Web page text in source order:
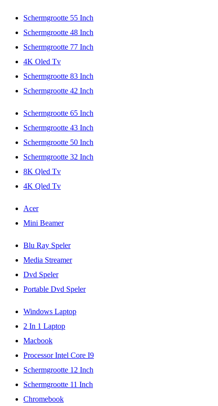
Schermgrootte 55 Inch
Schermgrootte 48 Inch
Schermgrootte 77 Inch
4K Oled Tv
Schermgrootte 83 Inch
Schermgrootte 42 Inch
Schermgrootte 65 Inch
Schermgrootte 43 Inch
Schermgrootte 50 Inch
Schermgrootte 32 Inch
8K Qled Tv
4K Qled Tv
Acer
Mini Beamer
Blu Ray Speler
Media Streamer
Dvd Speler
Portable Dvd Speler
Windows Laptop
2 In 1 Laptop
Macbook
Processor Intel Core I9
Schermgrootte 12 Inch
Schermgrootte 11 Inch
Chromebook